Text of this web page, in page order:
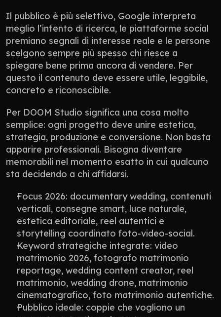
Il pubblico è più selettivo, Google interpreta
meglio l’intento di ricerca, le piattaforme social
premiano segnali di interesse reale e le persone
scelgono sempre più spesso chi riesce a
spiegare bene prima ancora di vendere. Per
questo il contenuto deve essere utile, leggibile,
concreto e riconoscibile.
Per DOOM Studio significa una cosa molto
semplice: ogni progetto deve unire estetica,
strategia, produzione e conversione. Non basta
apparire professionali. Bisogna diventare
memorabili nel momento esatto in cui qualcuno
sta decidendo a chi affidarsi.
Focus 2026: documentary wedding, contenuti
verticali, consegne smart, luce naturale,
estetica editoriale, reel autentici e
storytelling coordinato foto-video-social.
Keyword strategiche integrate: video
matrimonio 2026, fotografo matrimonio
reportage, wedding content creator, reel
matrimonio, wedding drone, matrimonio
cinematografico, foto matrimonio autentiche.
Pubblico ideale: coppie che vogliono un